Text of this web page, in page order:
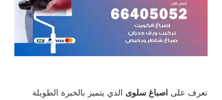
تعرف على اصباغ سلوى الذي يتميز بالخبرة الطويلة